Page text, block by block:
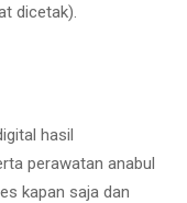
dicetak).
hasil
perawatan anabul
kapan saja dan